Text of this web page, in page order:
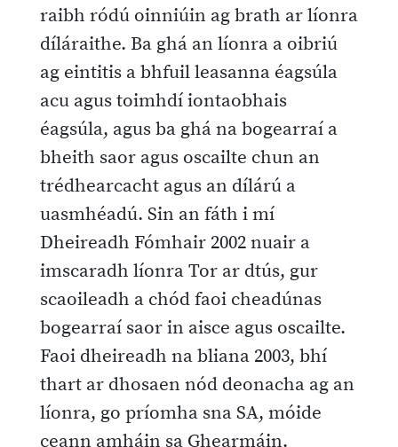
raibh ródú oinniúin ag brath ar líonra
díláraithe. Ba ghá an líonra a oibriú
ag eintitis a bhfuil leasanna éagsúla
acu agus toimhdí iontaobhais
éagsúla, agus ba ghá na bogearraí a
bheith saor agus oscailte chun an
trédhearcacht agus an dílárú a
uasmhéadú. Sin an fáth i mí
Dheireadh Fómhair 2002 nuair a
imscaradh líonra Tor ar dtús, gur
scaoileadh a chód faoi cheadúnas
bogearraí saor in aisce agus oscailte.
Faoi dheireadh na bliana 2003, bhí
thart ar dhosaen nód deonacha ag an
líonra, go príomha sna SA, móide
ceann amháin sa Ghearmáin.